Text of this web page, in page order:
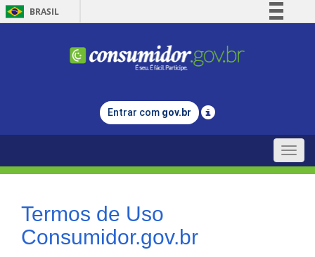
BRASIL
Comunica BR
Legislação
Entrar com gov.br
Toggle
Termos de Uso
Consumidor.gov.br